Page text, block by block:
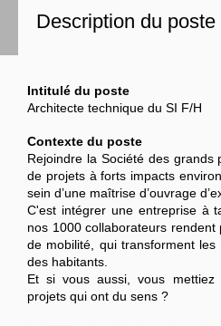
Description du poste
Intitulé du poste
Architecte technique du SI F/H
Contexte du poste
Rejoindre la Société des grands
de projets à forts impacts
sein d’une maîtrise d’ouvrage
C'est intégrer une entreprise à
nos 1000 collaborateurs
de mobilité, qui transforment
des habitants.
Et si vous aussi, vous
projets qui ont du sens ?